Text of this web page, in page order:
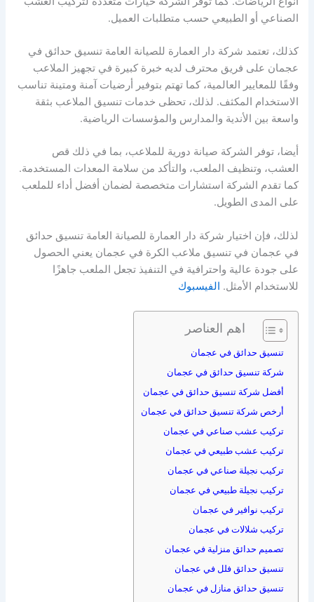
الصناعي أو الطبيعي حسب متطلبات العميل.
كذلك، تعتمد شركة دار العمارة للصيانة العامة تنسيق حدائق في
عجمان على فريق محترف لديه خبرة كبيرة في تجهيز الملاعب
وفقًا للمعايير العالمية، كما تهتم بتوفير أرضيات آمنة ومتينة تناسب
الاستخدام المكثف. لذلك، تحظى خدمات تنسيق الملاعب بثقة
واسعة بين الأندية والمدارس والمؤسسات الرياضية.
أيضا، توفر الشركة صيانة دورية للملاعب، بما في ذلك قص
العشب، وتنظيف الملعب، والتأكد من سلامة المعدات المستخدمة.
كما تقدم الشركة استشارات متخصصة لضمان أفضل أداء للملعب
على المدى الطويل.
لذلك، فإن اختيار شركة دار العمارة للصيانة العامة تنسيق حدائق
في عجمان في تنسيق ملاعب الكرة في عجمان يعني الحصول
على جودة عالية واحترافية في التنفيذ تجعل الملعب جاهزًا
للاستخدام الأمثل. الفيسبوك
اهم العناصر
تنسيق حدائق في عجمان
شركة تنسيق حدائق في عجمان
أفضل شركة تنسيق حدائق في عجمان
أرخص شركة تنسيق حدائق في عجمان
تركيب عشب صناعي في عجمان
تركيب عشب طبيعي في عجمان
تركيب نجيلة صناعي في عجمان
تركيب نجيلة طبيعي في عجمان
تركيب نوافير في عجمان
تركيب شلالات في عجمان
تصميم حدائق منزلية في عجمان
تنسيق حدائق فلل في عجمان
تنسيق حدائق منازل في عجمان